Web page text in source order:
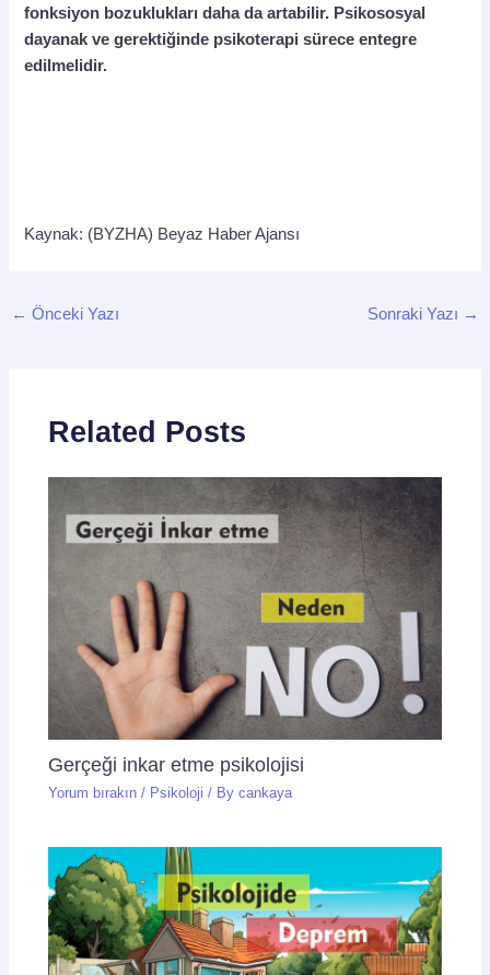
fonksiyon bozuklukları daha da artabilir. Psikososyal
dayanak ve gerektiğinde psikoterapi sürece entegre
edilmelidir.
Kaynak: (BYZHA) Beyaz Haber Ajansı
← Önceki Yazı Sonraki Yazı →
Related Posts
Gerçeği inkar etme psikolojisi
Yorum bırakın / Psikoloji / Bycankaya